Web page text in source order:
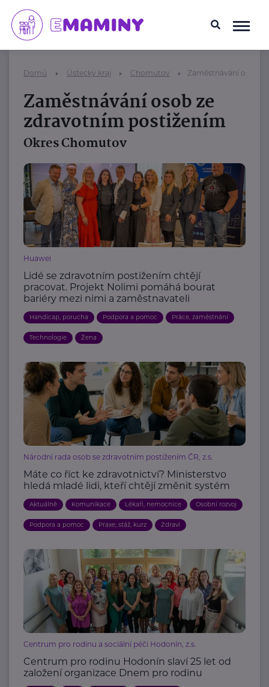
Domů Ústecký kraj Chomutov Zaměstnávání osob
Zaměstnávání osob ze
zdravotním postižením
Okres Chomutov
Huawei
Lidé se zdravotním postižením chtějí
pracovat. Projekt Nolimi pomáhá bourat
bariéry mezi nimi a zaměstnavateli
Handicap, porucha Podpora a pomoc Práce, zaměstnání
Technologie Žena
Národní rada osob se zdravotním postižením ČR, z.s.
Máte co říct ke zdravotnictví? Ministerstvo
hledá mladé lidi, kteří chtějí změnit systém
Aktuálně Komunikace Lékaři, nemocnice Osobní rozvoj
Podpora a pomoc Praxe, stáž, kurz Zdraví
Centrum pro rodinu a sociální péči Hodonín, z.s.
Centrum pro rodinu Hodonín slaví 25 let od
založení organizace Dnem pro rodinu